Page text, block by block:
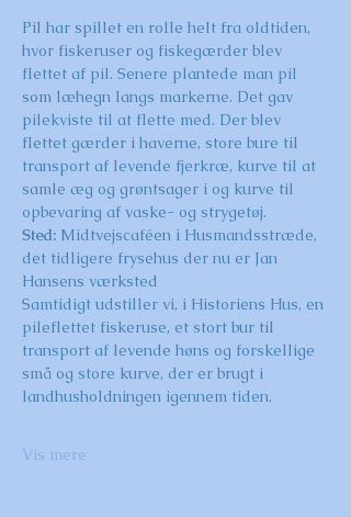
Pil har spillet en rolle helt fra oldtiden,
hvor fiskeruser og fiskegærder blev
flettet af pil. Senere plantede man pil
som læhegn langs markerne. Det gav
pilekviste til at flette med. Der blev
flettet gærder i haverne, store bure til
transport af levende fjerkræ, kurve til at
samle æg og grøntsager i og kurve til
opbevaring af vaske- og strygetøj.
Sted: Midtvejscaféen i Husmandsstræde,
det tidligere frysehus der nu er Jan
Hansens værksted
Samtidigt udstiller vi, i Historiens Hus, en
pileflettet fiskeruse, et stort bur til
transport af levende høns og forskellige
små og store kurve, der er brugt i
landhusholdningen igennem tiden.
Vis mere